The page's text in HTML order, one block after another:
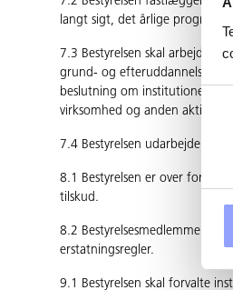
langt sigt, det årlige pro­gram
7.3 Bestyrelsen skal arbejde
grund- og efterud­dannelse
beslutning om institutionens
virksomhed og anden aktivitet
7.4 Bestyrelsen udarbejder
8.1 Bestyrelsen er over for
tilskud.
8.2 Bestyrelsesmedlemmerne
erstatningsregler.
9.1 Bestyrelsen skal forvalte